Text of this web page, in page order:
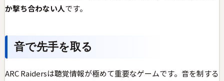
か撃ち合わない人です。
音で先手を取る
ARC Raidersは聴覚情報が極めて重要なゲームです。音を制する